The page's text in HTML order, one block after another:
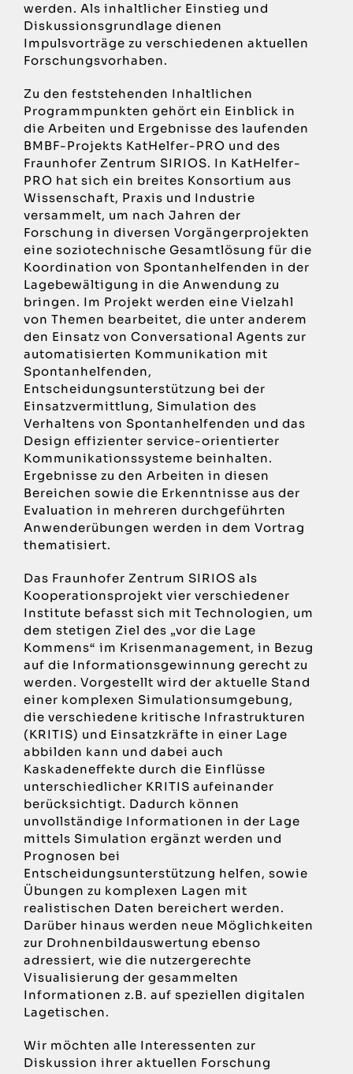
werden. Als inhaltlicher Einstieg und
Diskussionsgrundlage dienen
Impulsvorträge zu verschiedenen aktuellen
Forschungsvorhaben.
Zu den feststehenden Inhaltlichen
Programmpunkten gehört ein Einblick in
die Arbeiten und Ergebnisse des laufenden
BMBF-Projekts KatHelfer-PRO und des
Fraunhofer Zentrum SIRIOS. In KatHelfer-
PRO hat sich ein breites Konsortium aus
Wissenschaft, Praxis und Industrie
versammelt, um nach Jahren der
Forschung in diversen Vorgängerprojekten
eine soziotechnische Gesamtlösung für die
Koordination von Spontanhelfenden in der
Lagebewältigung in die Anwendung zu
bringen. Im Projekt werden eine Vielzahl
von Themen bearbeitet, die unter anderem
den Einsatz von Conversational Agents zur
automatisierten Kommunikation mit
Spontanhelfenden,
Entscheidungsunterstützung bei der
Einsatzvermittlung, Simulation des
Verhaltens von Spontanhelfenden und das
Design effizienter service-orientierter
Kommunikationssysteme beinhalten.
Ergebnisse zu den Arbeiten in diesen
Bereichen sowie die Erkenntnisse aus der
Evaluation in mehreren durchgeführten
Anwenderübungen werden in dem Vortrag
thematisiert.
Das Fraunhofer Zentrum SIRIOS als
Kooperationsprojekt vier verschiedener
Institute befasst sich mit Technologien, um
dem stetigen Ziel des „vor die Lage
Kommens“ im Krisenmanagement, in Bezug
auf die Informationsgewinnung gerecht zu
werden. Vorgestellt wird der aktuelle Stand
einer komplexen Simulationsumgebung,
die verschiedene kritische Infrastrukturen
(KRITIS) und Einsatzkräfte in einer Lage
abbilden kann und dabei auch
Kaskadeneffekte durch die Einflüsse
unterschiedlicher KRITIS aufeinander
berücksichtigt. Dadurch können
unvollständige Informationen in der Lage
mittels Simulation ergänzt werden und
Prognosen bei
Entscheidungsunterstützung helfen, sowie
Übungen zu komplexen Lagen mit
realistischen Daten bereichert werden.
Darüber hinaus werden neue Möglichkeiten
zur Drohnenbildauswertung ebenso
adressiert, wie die nutzergerechte
Visualisierung der gesammelten
Informationen z.B. auf speziellen digitalen
Lagetischen.
Wir möchten alle Interessenten zur
Diskussion ihrer aktuellen Forschung